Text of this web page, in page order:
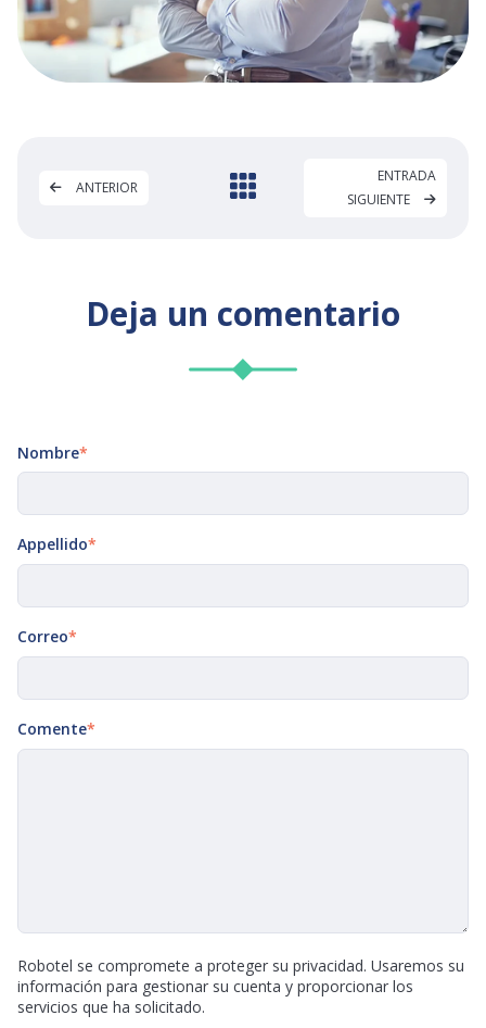
ANTERIOR
ENTRADA
SIGUIENTE
Deja un comentario
Nombre*
Appellido*
Correo*
Comente*
Robotel se compromete a proteger su privacidad. Usaremos su
información para gestionar su cuenta y proporcionar los
servicios que ha solicitado.